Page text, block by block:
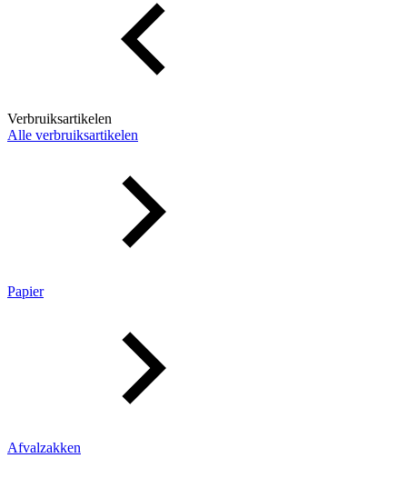
Verbruiksartikelen
Alle verbruiksartikelen
Papier
Afvalzakken